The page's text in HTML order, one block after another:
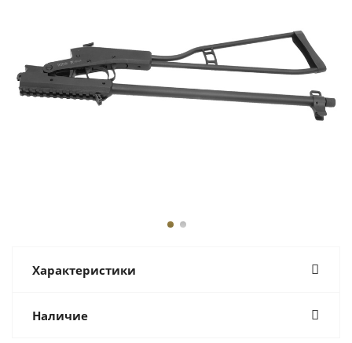
Характеристики
Наличие